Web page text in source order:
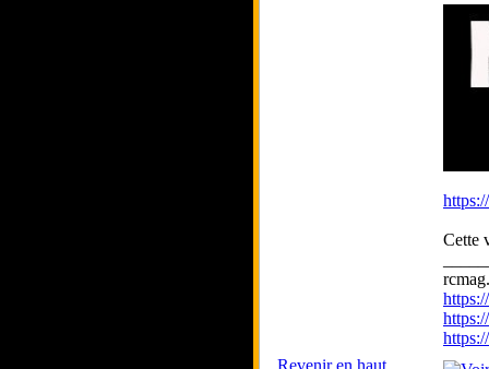
Cette
Revenir en haut